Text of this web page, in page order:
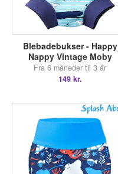
Blebadebukser - Happy
Nappy Vintage Moby
Fra 6 måneder til 3 år
149 kr.